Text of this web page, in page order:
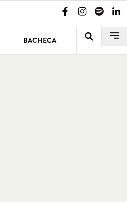
BACHECA